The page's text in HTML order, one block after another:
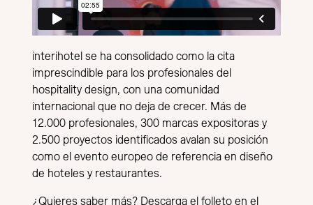
interihotel se ha consolidado como la cita
imprescindible para los profesionales del
hospitality design, con una comunidad
internacional que no deja de crecer. Más de
12.000 profesionales, 300 marcas expositoras y
2.500 proyectos identificados avalan su posición
como el evento europeo de referencia en diseño
de hoteles y restaurantes.
¿Quieres saber más? Descarga el folleto en el